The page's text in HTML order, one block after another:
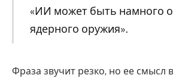
«ИИ может быть намного
ядерного оружия».
Фраза звучит резко, но ее смысл в